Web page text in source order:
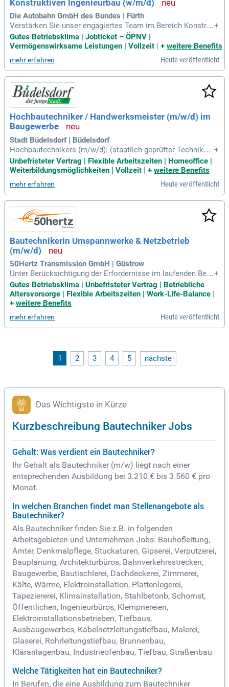
trukturierte Arbeitsweise sind für diese Position unerlässlic
h.
Konstruktiven Ingenieurbau (w/m/d)
Die Autobahn GmbH des Bundes | Fürth
Verstärken Sie unser engagiertes Team im Bereich Konstru
ktiver Ingenieurbau und Brückenbau als Bauingenieur oder B
autechniker (w/m/d). Hier bieten wir sowohl erfahrenen Fac
Perspektiven. Arbeiten Sie an innovativen Projekten wie der
Erneuerung der Talbrücke Krondorf und der Bahnbrücke bei
Ansbach! Profitieren Sie von einem kreativen Arbeitsumfeld,
in dem Ideen und Teamgeist zählen. Zudem übernehmen Sie
Aufgaben in der Bauvorbereitung, Ausschreibung und Vertra
gserstellung gemäß HOAI. Werden Sie Teil unseres zukunfts
orientierten Unternehmens und gestalten Sie die Autobahne
n von morgen mit uns!
+
Gutes Betriebsklima | Jobticket – ÖPNV |
Vermögenswirksame Leistungen | Vollzeit
+ weitere Benefits
mehr erfahren Heute veröffentlicht
Hochbautechniker / Handwerksmeister (m/w/d) im
Baugewerbe
Stadt Büdelsdorf | Büdelsdorf
Hochbautechnikers (m/w/d): (staatlich geprüfter Techniker
[m/w/d] der Fachrichtung Hochbau) bzw. Handwerksmeister
s (m/w/d) im Baugewerbe: Zu besetzen. Es handelt sich um
eine unbefristete Vollzeitstelle mit wöchentlich 39 Stunden.
+
Unbefristeter Vertrag | Flexible Arbeitszeiten | Homeoffice |
Weiterbildungsmöglichkeiten | Vollzeit | + weitere Benefits
mehr erfahren Heute veröffentlicht
Bautechnikerin Umspannwerke & Netzbetrieb
(m/w/d)
50Hertz Transmission GmbH | Güstrow
Unter Berücksichtigung der Erfordernisse im laufenden Betri
eb von elektrotechnischen Anlagen arbeite ich als Bautechn
iker*in abteilungsübergreifend im Regionalzentrum sowie m
it Fachabteilungen in unserer Zentrale zusammen.
+
Gutes Betriebsklima | Unbefristeter Vertrag | Betriebliche
Altersvorsorge | Flexible Arbeitszeiten | Work-Life-Balance |
+ weitere Benefits
mehr erfahren Heute veröffentlicht
1 2 3 4 5 nächste
Das Wichtigste in Kürze
Kurzbeschreibung Bautechniker Jobs
Gehalt: Was verdient ein Bautechniker?
Ihr Gehalt als Bautechniker (m/w) liegt nach einer
entsprechenden Ausbildung bei 3.210 € bis 3.560 € pro
Monat.
In welchen Branchen findet man Stellenangebote als
Bautechniker?
Als Bautechniker finden Sie z.B. in folgenden
Arbeitsgebieten und Unternehmen Jobs: Bauhofleitung,
Ämter, Denkmalpflege, Stuckaturen, Gipserei, Verputzerei,
Bauplanung, Architekturbüros, Bahnverkehrsstrecken,
Baugewerbe, Bautischlerei, Dachdeckerei, Zimmerei,
Kälte, Wärme, Elektroinstallation, Plattenlegerei,
Tapeziererei, Klimainstallation, Stahlbetonb, Schornst,
Öffentlichen, Ingenieurbüros, Klempnereien,
Elektroinstallationsbetrieben, Tiefbaus,
Ausbaugewerbes, Kabelnetzleitungstiefbau, Malerei,
Glaserei, Rohrleitungstiefbau, Brunnenbau,
Kläranlagenbau, Industrieofenbau, Tiefbau, Straßenbau
Welche Tätigkeiten hat ein Bautechniker?
In Berufen, die eine Ausbildung zum Bautechniker